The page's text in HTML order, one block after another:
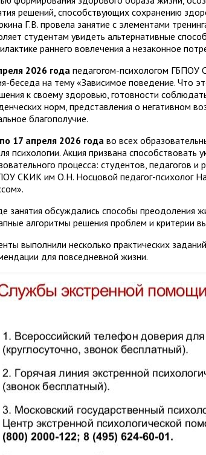
решений, способствующих сохранению
Г.В. провела занятие с элементами
студентам увидеть альтернативные
раннего вовлечения а незаконное
2026 года педагогом-психологом ГБПОУ
беседа на тему «Зависимое поведение. Что
к своему здоровью, готовности
норм, представления о негативном
благополучие.
17 апреля 2026 года во всех
психологии. Акция призвана способствовать
процесса: студентов, педагогов и
СКИК им О.Н. Носцовой педагог-психолог
занятия обсуждались способы преодоления
алгоритмы решения проблем и критерии
выполнили несколько практических
для повседневной жизни.